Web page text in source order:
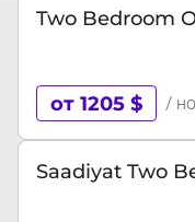
Two Bedroom
от 1205 $ /
Saadiyat Two